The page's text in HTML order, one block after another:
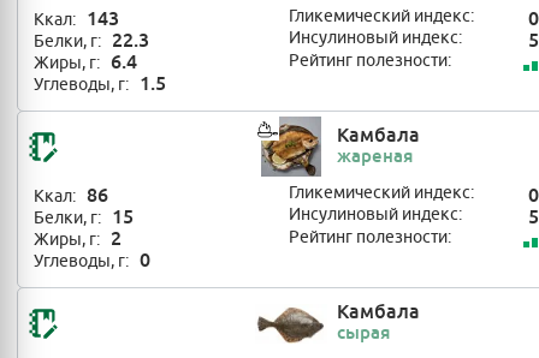
Ккал: 143
Белки, г: 22.3
Жиры, г: 6.4
Углеводы, г: 1.5
Гликемический индекс: 0
Инсулиновый индекс:
Рейтинг полезности:
Камбала
жареная
Ккал: 86
Белки, г: 15
Жиры, г: 2
Углеводы, г: 0
Гликемический индекс: 0
Инсулиновый индекс:
Рейтинг полезности:
Камбала
сырая